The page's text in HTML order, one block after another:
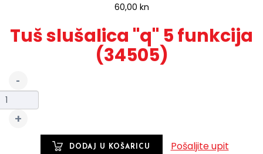
60,00 kn
Tuš slušalica "q" 5 funkcija
(34505)
Pošaljite upit